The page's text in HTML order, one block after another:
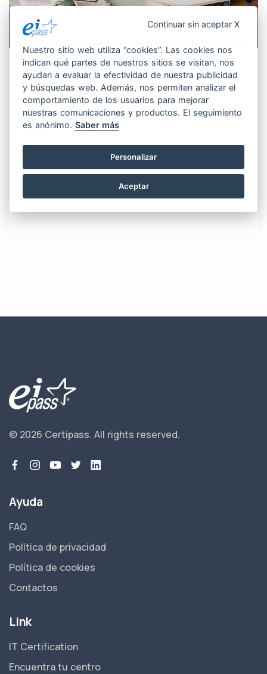
Escuelas
Nativos digitales, esta expresión ha
entrado en el lenguaje común para definir a
discusión sobre la necesidad de introducir
la competencia digital en la Escuela.
Más información
© 2026 Certipass. All rights reserved.
Ayuda
FAQ
Política de privacidad
Política de cookies
Contactos
Link
IT Certification
Encuentra tu centro
Continuar sin aceptar X
Nuestro sitio web utiliza “cookies”. Las cookies nos
indican qué partes de nuestros sitios se visitan, nos
ayudan a evaluar la efectividad de nuestra publicidad
y búsquedas web. Además, nos permiten analizar el
comportamiento de los usuarios para mejorar
nuestras comunicaciones y productos. El seguimiento
es anónimo.Saber más
Personalizar
Aceptar